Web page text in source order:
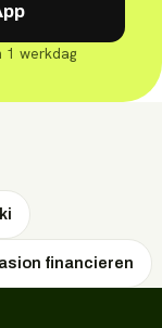
1 werkdag
financieren